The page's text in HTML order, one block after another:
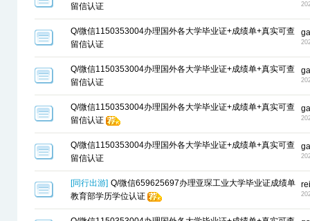
留信认证
Q/微信1150353004办理国外各大学毕业证+成绩单+真实可查
留信认证
Q/微信1150353004办理国外各大学毕业证+成绩单+真实可查
留信认证
Q/微信1150353004办理国外各大学毕业证+成绩单+真实可查
留信认证
Q/微信1150353004办理国外各大学毕业证+成绩单+真实可查
留信认证
[同行出游] Q/微信659625697办理亚琛工业大学毕业证成绩单
教育部学历学位认证